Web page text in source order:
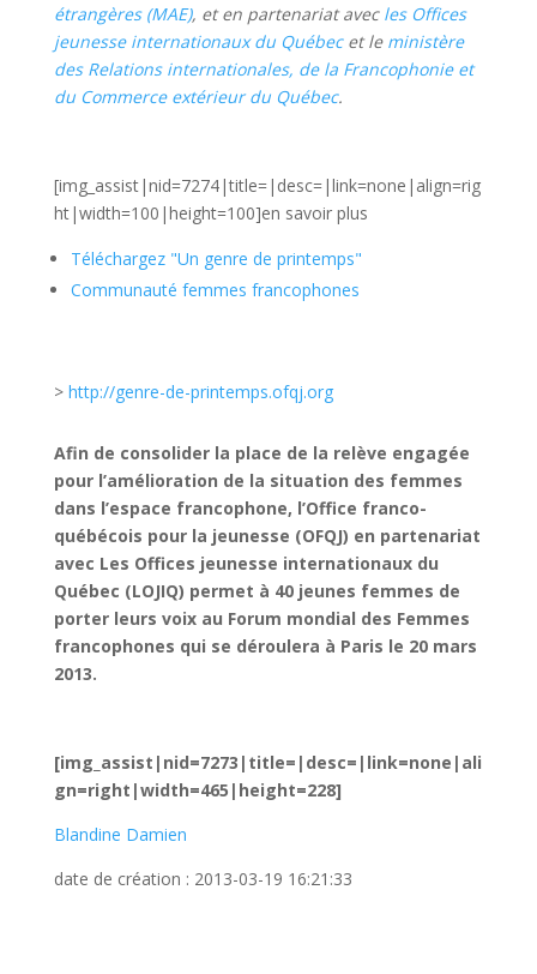
étrangères (MAE), et en partenariat avec les Offices
jeunesse internationaux du Québecet le ministère
des Relations internationales, de la Francophonie et
du Commerce extérieur du Québec.
[img_assist|nid=7274|title=|desc=|link=none|align=rig
ht|width=100|height=100]en savoir plus
Téléchargez "Un genre de printemps"
Communauté femmes francophones
> http://genre-de-printemps.ofqj.org
Afin de consolider la place de la relève engagée
pour l’amélioration de la situation des femmes
dans l’espace francophone, l’Office franco-
québécois pour la jeunesse (OFQJ) en partenariat
avec Les Offices jeunesse internationaux du
Québec (LOJIQ) permet à 40 jeunes femmes de
porter leurs voix au Forum mondial des Femmes
francophones qui se déroulera à Paris le 20 mars
2013.
[img_assist|nid=7273|title=|desc=|link=none|ali
gn=right|width=465|height=228]
Blandine Damien
date de création : 2013-03-19 16:21:33